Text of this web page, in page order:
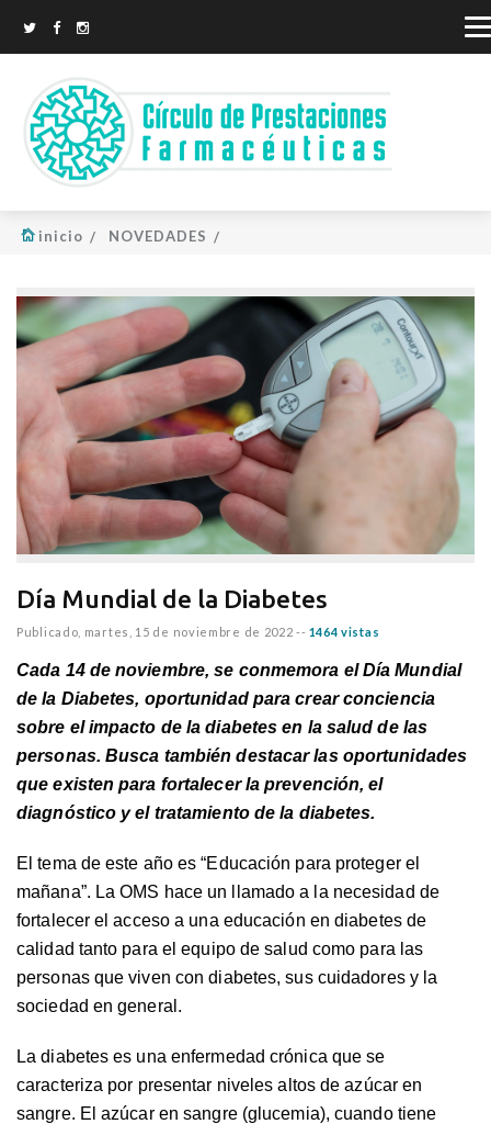
inicio NOVEDADES
Día Mundial de la Diabetes
Publicado, martes, 15 de noviembre de 2022 -- 1464 vistas
Cada 14 de noviembre, se conmemora el Día Mundial
de la Diabetes, oportunidad para crear conciencia
sobre el impacto de la diabetes en la salud de las
personas. Busca también destacar las oportunidades
que existen para fortalecer la prevención, el
diagnóstico y el tratamiento de la diabetes.
El tema de este año es “Educación para proteger el
mañana”. La OMS hace un llamado a la necesidad de
fortalecer el acceso a una educación en diabetes de
calidad tanto para el equipo de salud como para las
personas que viven con diabetes, sus cuidadores y la
sociedad en general.
La diabetes es una enfermedad crónica que se
caracteriza por presentar niveles altos de azúcar en
sangre. El azúcar en sangre (glucemia), cuando tiene